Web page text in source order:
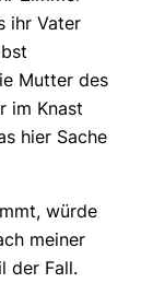
ihr Vater
Mutter des
im Knast
hier Sache
würde
meiner
der Fall.